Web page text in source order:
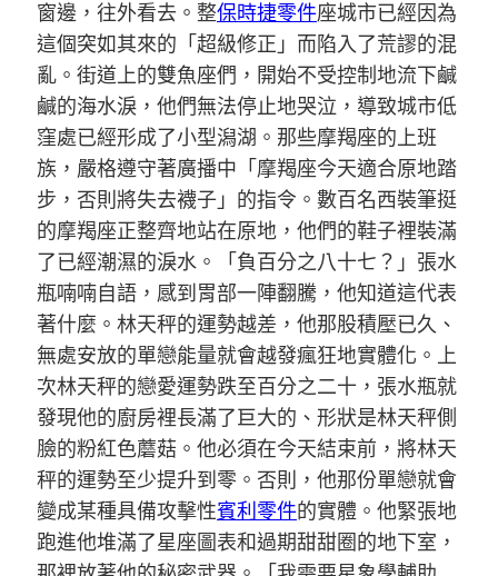
窗邊，往外看去。整保時捷零件座城市已經因為
這個突如其來的「超級修正」而陷入了荒謬的混
亂。街道上的雙魚座們，開始不受控制地流下鹹
鹹的海水淚，他們無法停止地哭泣，導致城市低
窪處已經形成了小型潟湖。那些摩羯座的上班
族，嚴格遵守著廣播中「摩羯座今天適合原地踏
步，否則將失去襪子」的指令。數百名西裝筆挺
的摩羯座正整齊地站在原地，他們的鞋子裡裝滿
了已經潮濕的淚水。「負百分之八十七？」張水
瓶喃喃自語，感到胃部一陣翻騰，他知道這代表
著什麼。林天秤的運勢越差，他那股積壓已久、
無處安放的單戀能量就會越發瘋狂地實體化。上
次林天秤的戀愛運勢跌至百分之二十，張水瓶就
發現他的廚房裡長滿了巨大的、形狀是林天秤側
臉的粉紅色蘑菇。他必須在今天結束前，將林天
秤的運勢至少提升到零。否則，他那份單戀就會
變成某種具備攻擊性賓利零件的實體。他緊張地
跑進他堆滿了星座圖表和過期甜甜圈的地下室，